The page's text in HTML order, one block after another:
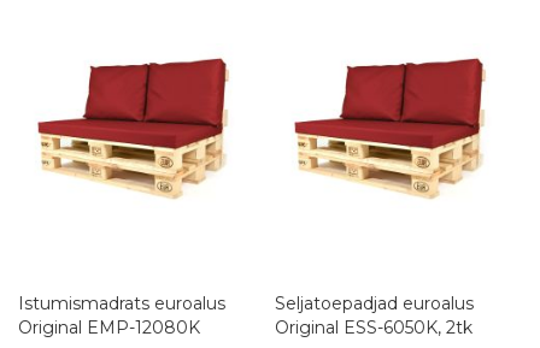
Istumismadrats euroalus
Original EMP-12080K
Seljatoepadjad euroalus
Original ESS-6050K, 2tk